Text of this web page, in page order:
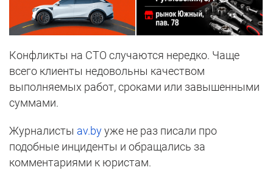
Конфликты на СТО случаются нередко. Чаще
всего клиенты недовольны качеством
выполняемых работ, сроками или завышенными
суммами.
Журналисты av.byуже не раз писали про
подобные инциденты и обращались за
комментариями к юристам.